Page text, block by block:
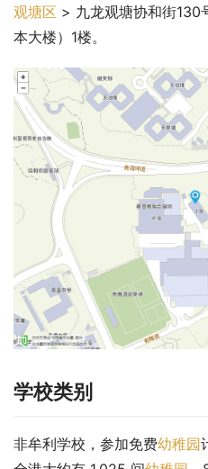
观塘区 > 九龙观塘协和街130
本大楼）1楼。
学校类别
非牟利学校，参加免费幼稚园